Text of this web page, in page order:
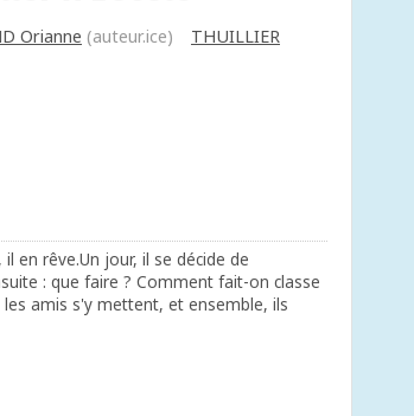
Orianne (auteur.ice)
THUILLIER
en rêve.Un jour, il se décide de
: que faire ? Comment fait-on classe
amis s'y mettent, et ensemble, ils